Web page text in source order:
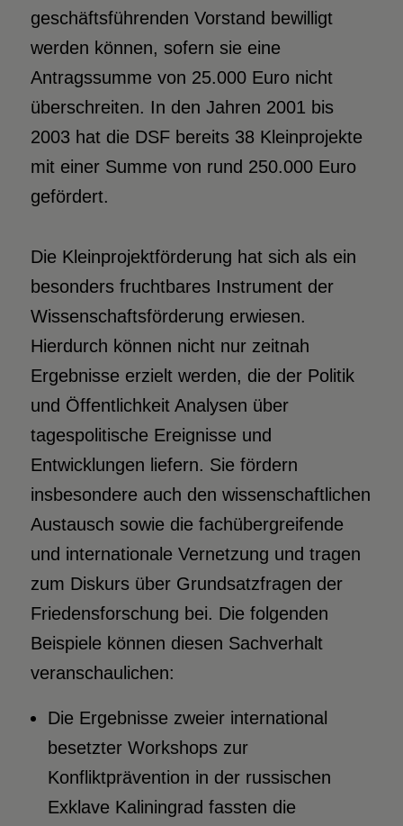
geschäftsführenden Vorstand bewilligt
werden können, sofern sie eine
Antragssumme von 25.000 Euro nicht
überschreiten. In den Jahren 2001 bis
2003 hat die DSF bereits 38 Kleinprojekte
mit einer Summe von rund 250.000 Euro
gefördert.
Die Kleinprojektförderung hat sich als ein
besonders fruchtbares Instrument der
Wissenschaftsförderung erwiesen.
Hierdurch können nicht nur zeitnah
Ergebnisse erzielt werden, die der Politik
und Öffentlichkeit Analysen über
tagespolitische Ereignisse und
Entwicklungen liefern. Sie fördern
insbesondere auch den wissenschaftlichen
Austausch sowie die fachübergreifende
und internationale Vernetzung und tragen
zum Diskurs über Grundsatzfragen der
Friedensforschung bei. Die folgenden
Beispiele können diesen Sachverhalt
veranschaulichen:
Die Ergebnisse zweier international
besetzter Workshops zur
Konfliktprävention in der russischen
Exklave Kaliningrad fassten die